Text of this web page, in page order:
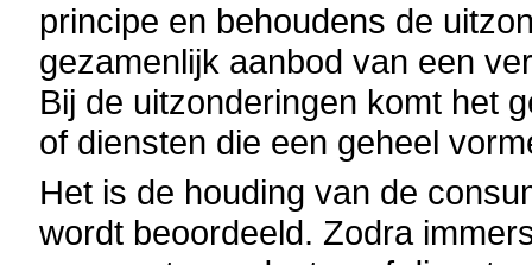
principe en behoudens de
gezamenlijk aanbod van een
Bij de uitzonderingen komt het
of diensten die een geheel
Het is de houding van de
wordt beoordeeld. Zodra